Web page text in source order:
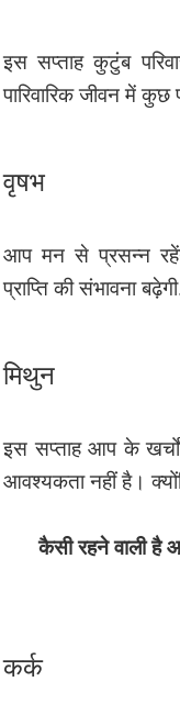
इस सप्ताह कुटुंब
पारिवारिक जीवन में
वृषभ
आप मन से प्रसन्न
प्राप्ति की संभावना
मिथुन
इस सप्ताह आप के खर्चों
आवश्यकता नहीं है।
कैसी रहने वाली है
कर्क